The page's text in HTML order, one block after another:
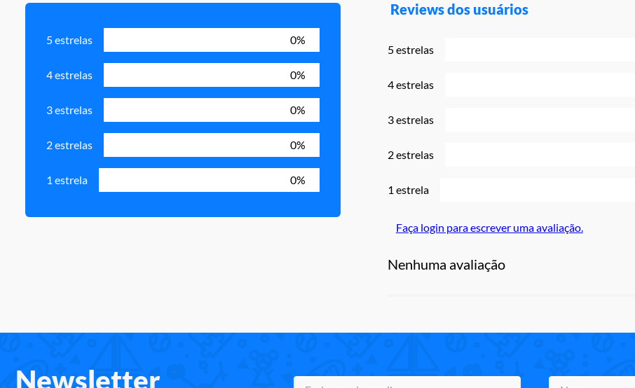
5 estrelas 0%
4 estrelas 0%
3 estrelas 0%
2 estrelas 0%
1 estrela 0%
Reviews dos usuários
5 estrelas
4 estrelas
3 estrelas
2 estrelas
1 estrela
Faça login para escrever uma avaliação.
Nenhuma avaliação
Newsletter